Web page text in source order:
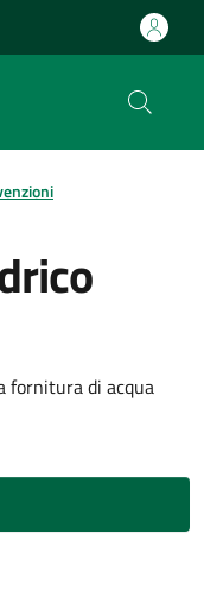
fornitura di acqua